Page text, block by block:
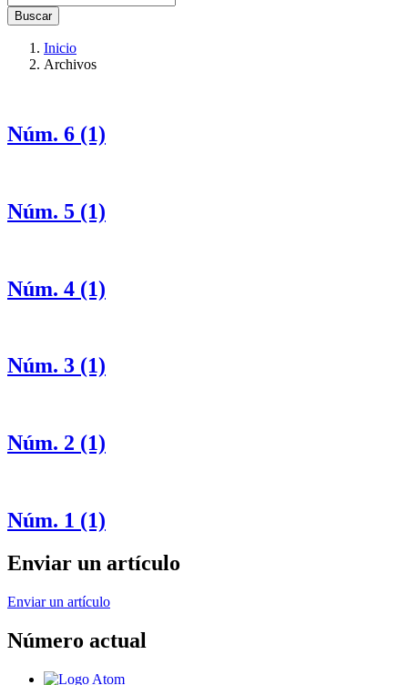
Buscar
Inicio
Archivos
Núm. 6 (1)
Núm. 5 (1)
Núm. 4 (1)
Núm. 3 (1)
Núm. 2 (1)
Núm. 1 (1)
Enviar un artículo
Enviar un artículo
Número actual